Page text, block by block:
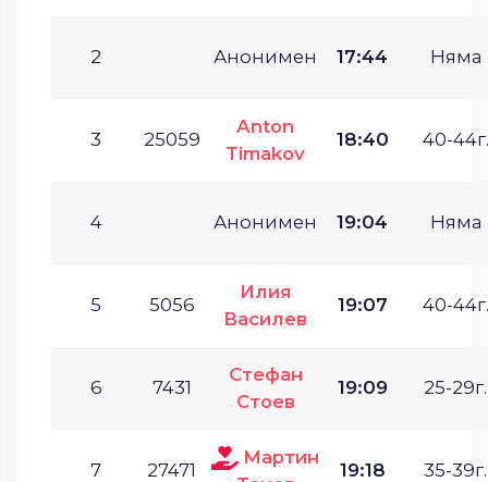
2 Анонимен 17:44 Няма
3 25059
Anton
Timakov
18:40 40-44г.
4 Анонимен 19:04 Няма
5 5056
Илия
Василев
19:07 40-44г.
6 7431
Стефан
Стоев
19:09 25-29г.
7 27471
Мартин
19:18 35-39г.